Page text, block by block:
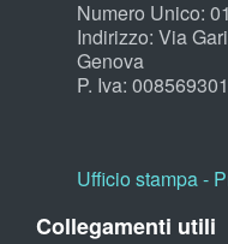
Numero Unico:
Indirizzo: Via
Genova
P. Iva:
Ufficio stampa -
Collegamenti utili